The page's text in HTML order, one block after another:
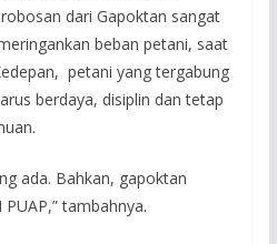
dari Gapoktan sangat
beban petani, saat
petani yang tergabung
berdaya, disiplin dan tetap
ada. Bahkan, gapoktan
tambahnya.